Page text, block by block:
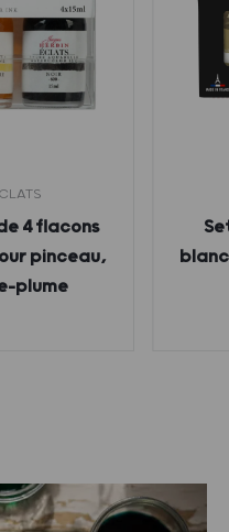
4 flacons
pinceau,
plume